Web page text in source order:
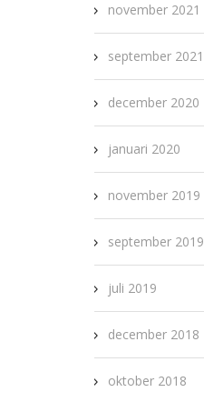
november 2021
september 2021
december 2020
januari 2020
november 2019
september 2019
juli 2019
december 2018
oktober 2018